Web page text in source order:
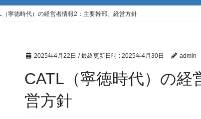
（寧徳時代）の経営者情報2：主要幹部、経営方針
2025年4月22日 / 最終更新日時 : 2025年4月30日 admin
CATL（寧徳時代）の経
営方針